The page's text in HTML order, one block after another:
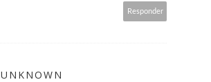
Responder
UNKNOWN